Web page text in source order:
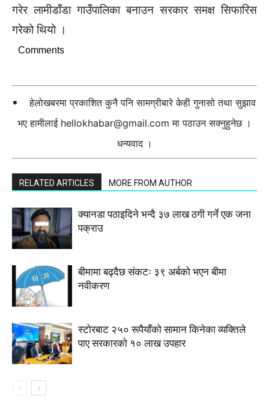
गरेर लामीडाँडा गाउँपालिका बनाउन सरकार समक्ष सिफारिस
गरेको थियो ।
Comments
हेलोखबरमा प्रकाशित कुनै पनि सामग्रीबारे केही गुनासो तथा सुझाव
भए हामीलाई hellokhabar@gmail.com मा पठाउन सक्नुहुनेछ ।
धन्यवाद ।
RELATED ARTICLES MORE FROM AUTHOR
क्यानडा पठाइदिने भन्दै ३७ लाख ठगी गर्ने एक जना
पक्राउ
बीमामा बढ्दैछ संकटः ३९ अर्बको भएन बीमा
नवीकरण
स्टाेरबाट २५० रूपैयाँको सामान किनेका व्यक्तिले
पाए सरकारको १० लाख उपहार